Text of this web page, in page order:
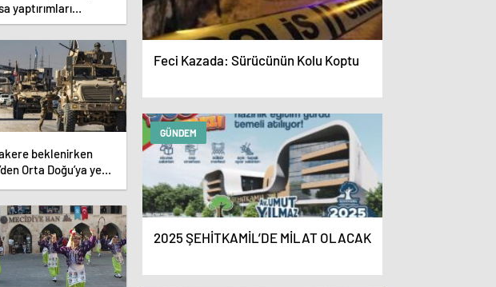
yaptırımları
Aksi
beklenirken
Orta Doğu’ya yeni
Feci Kazada: Sürücünün Kolu Koptu
GÜNDEM
2025 ŞEHİTKAMİL’DE MİLAT OLACAK